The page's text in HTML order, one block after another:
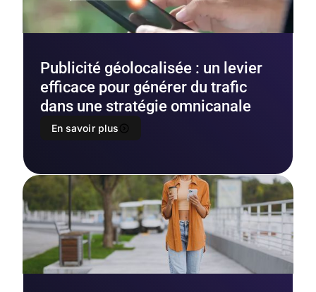
Publicité géolocalisée : un levier
efficace pour générer du trafic
dans une stratégie omnicanale
En savoir plus